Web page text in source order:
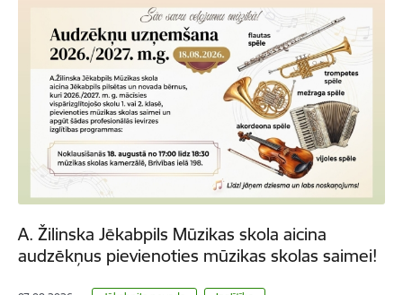
A. Žilinska Jēkabpils Mūzikas skola aicina
audzēkņus pievienoties mūzikas skolas saimei!